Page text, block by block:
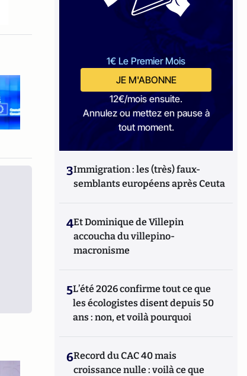
1€ Le Premier Mois
JE M'ABONNE
12€/mois ensuite.
Annulez ou mettez en pause à
tout moment.
3Immigration : les (très) faux-
semblants européens après Ceuta
4Et Dominique de Villepin
accoucha du villepino-
macronisme
5L’été 2026 confirme tout ce que
les écologistes disent depuis 50
ans : non, et voilà pourquoi
6Record du CAC 40 mais
croissance nulle : voilà ce que